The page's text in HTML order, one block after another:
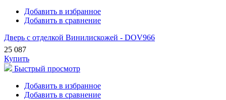
Добавить в избранное
Добавить в сравнение
Дверь с отделкой Винилискожей - DOV966
25 087
Купить
Быстрый просмотр
Добавить в избранное
Добавить в сравнение